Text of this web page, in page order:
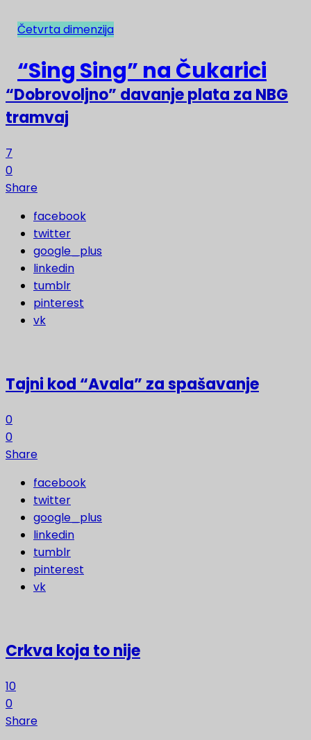
NAJNOVIJE
“Dobrovoljno” davanje plata za NBG
tramvaj
7
0
Share
facebook
twitter
google_plus
linkedin
tumblr
pinterest
vk
Tajni kod “Avala” za spašavanje
0
0
Share
facebook
twitter
google_plus
linkedin
tumblr
pinterest
vk
Crkva koja to nije
10
0
Share
Četvrta dimenzija
“Sing Sing” na Čukarici